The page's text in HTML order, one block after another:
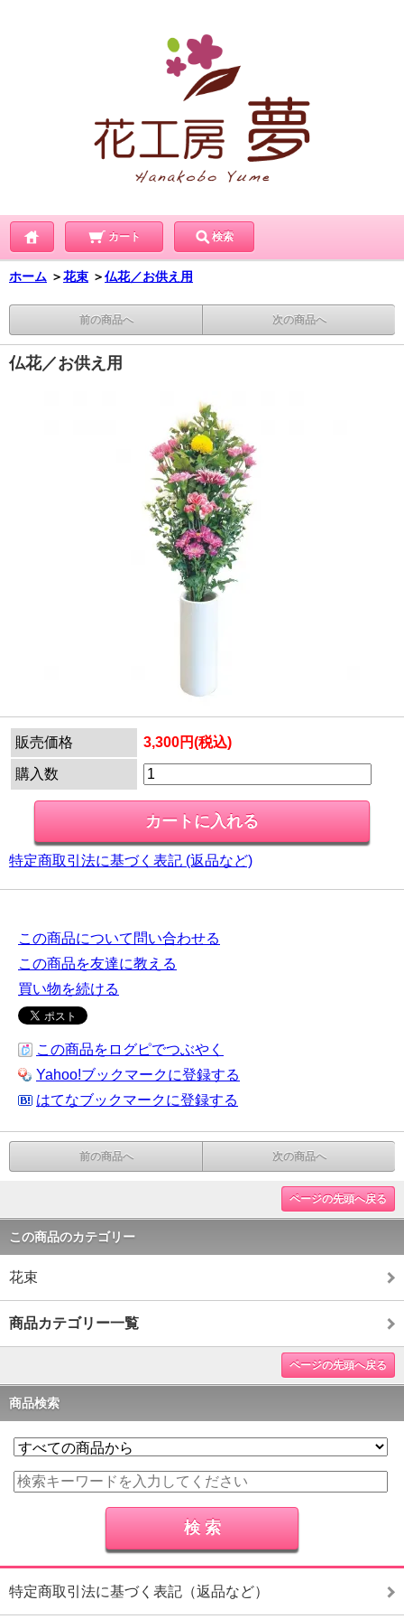
カート 検索
ホーム ＞花束 ＞仏花／お供え用
前の商品へ 次の商品へ
仏花／お供え用
販売価格 3,300円(税込)
購入数
特定商取引法に基づく表記 (返品など)
この商品について問い合わせる
この商品を友達に教える
買い物を続ける
この商品をログピでつぶやく
Yahoo!ブックマークに登録する
はてなブックマークに登録する
前の商品へ 次の商品へ
ページの先頭へ戻る
この商品のカテゴリー
花束
商品カテゴリー一覧
ページの先頭へ戻る
商品検索
特定商取引法に基づく表記（返品など）